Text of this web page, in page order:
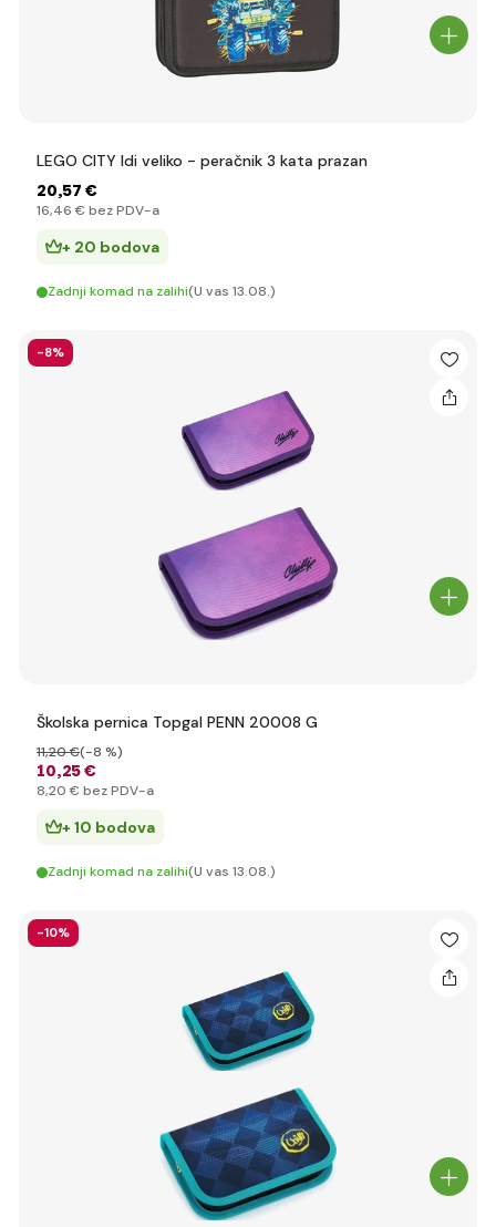
LEGO CITY Idi veliko - peračnik 3 kata prazan
20,57 €
16,46 € bez PDV-a
+ 20 bodova
Zadnji komad na zalihi(U vas 13.08.)
-8%
Školska pernica Topgal PENN 20008 G
10,25 €
11,20 €(-8 %)
8,20 € bez PDV-a
+ 10 bodova
Zadnji komad na zalihi(U vas 13.08.)
-10%